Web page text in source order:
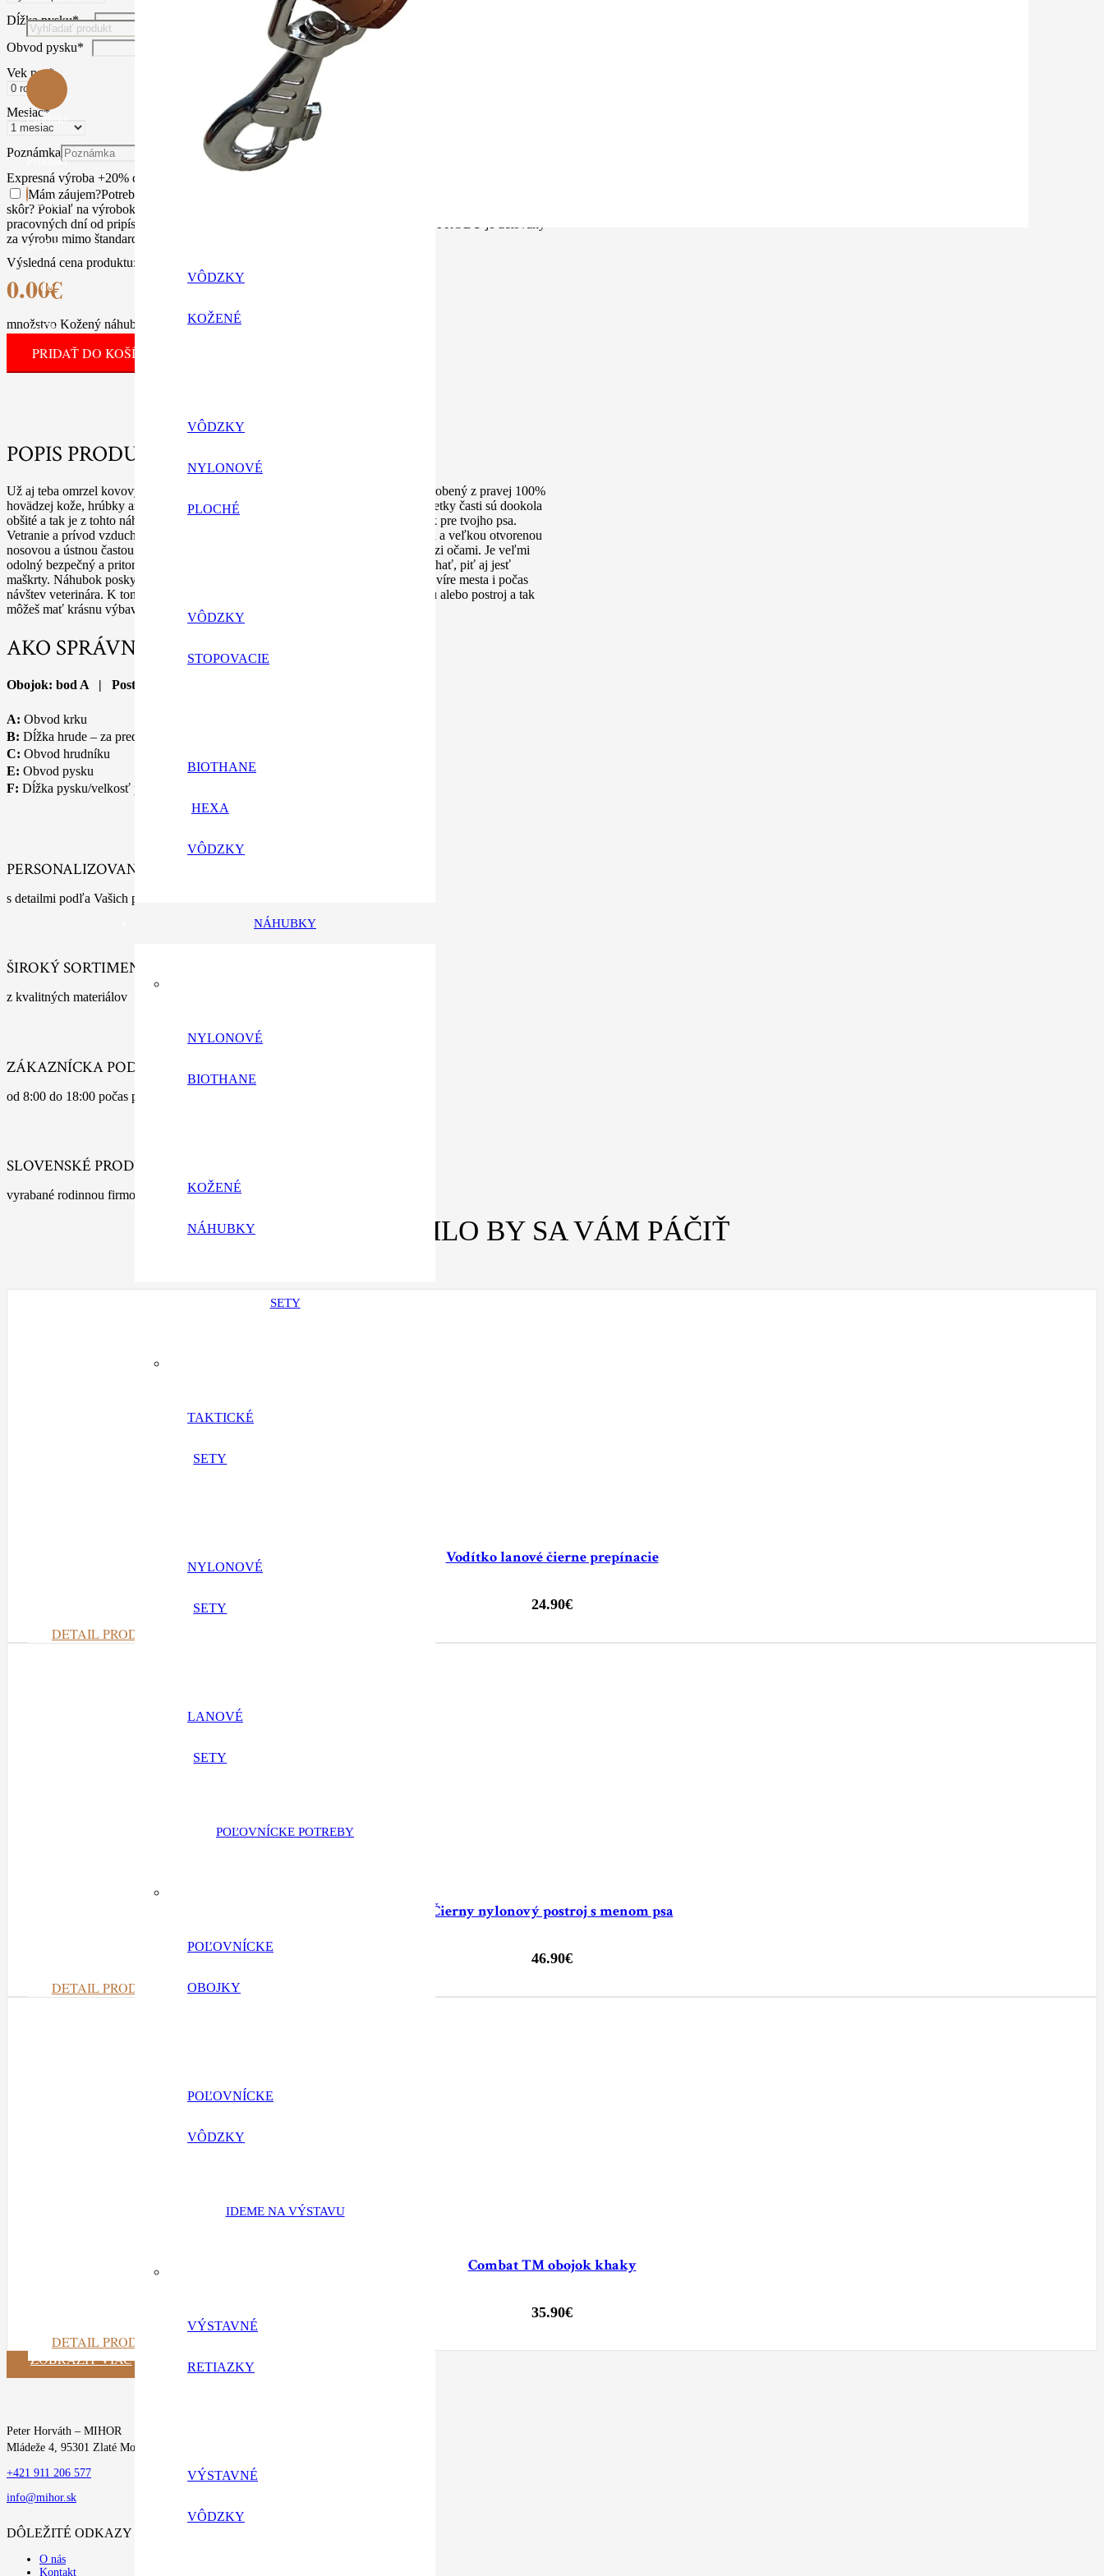
Produkt
Produkt
bol
pridaný
do
košíka.
VÔDZKY
KOŽENÉ
VÔDZKY
NYLONOVÉ
PLOCHÉ
VÔDZKY
STOPOVACIE
BIOTHANE
HEXA
VÔDZKY
NÁHUBKY
NYLONOVÉ
BIOTHANE
KOŽENÉ
NÁHUBKY
SETY
TAKTICKÉ
SETY
NYLONOVÉ
SETY
LANOVÉ
SETY
POĽOVNÍCKE POTREBY
POĽOVNÍCKE
OBOJKY
POĽOVNÍCKE
VÔDZKY
IDEME NA VÝSTAVU
VÝSTAVNÉ
RETIAZKY
VÝSTAVNÉ
VÔDZKY
Dĺžka pysku*
Obvod pysku*
Vek psa*
Mesiac*
Poznámka
Expresná výroba +20% ceny výrobku
Mám záujem?Potrebujete rýchli darček k narodeninám, idete na výstavu alebo chcete doručiť tovar
skôr? Pokiaľ na výrobok nechcete dlhšie čakať, ponúkame expresnú výrobu s odoslaním do 3
pracovných dní od pripísaní vašej platby na náš účet . Príplatok za EXPRESNÚ VÝROBU je účtovaný
za výrobu mimo štandardnej pracovnej doby, často aj cez víkendy.
Výsledná cena produktu:
0.00€
množstvo Kožený náhubok Amstaff, Pitbull
PRIDAŤ DO KOŠÍKA
POPIS PRODUKTU
Už aj teba omrzel kovový náhubok ktorým ťa pes stále len udiera? Náhubok je vyrobený z pravej 100%
hovädzej kože, hrúbky až 4 mm preto je veľmi odolný no príjemný na nosenie. Všetky časti sú dookola
obšité a tak je z tohto náhubku nielen funkčný ale aj veľmi pekný povinný doplnok pre tvojho psa.
Vetranie a prívod vzduchu sú zabezpečené veľkými kruhovými otvormi po bokoch a veľkou otvorenou
nosovou a ústnou častou. Náhubok môže mať aj pásik proti stiahnutiu z hlavy medzi očami. Je veľmi
odolný bezpečný a pritom dostatočne vzdušný.Psík môže počas nosenia voľne dýchať, piť aj jesť
maškrty. Náhubok poskytuje ochranu počas prechádzok, v hromadnej doprave, vo víre mesta i počas
návštev veterinára. K tomuto náhubku ti vieme vyrobiť na mieru aj obojok, vôdzku alebo postroj a tak
môžeš mať krásnu výbavu ako set. VYROBENÉ NA SLOVENSKU
AKO SPRÁVNE ZMERAŤ PSA?
Obojok: bod A | Postroj: bod A, B, C | Náhubok: bod E, F
A: Obvod krku
B: Dĺžka hrude – za prednými nohami nechať medzeru 5cm
C: Obvod hrudníku
E: Obvod pysku
F: Dĺžka pysku/velkosť pysku
PERSONALIZOVANÉ VÝROBKY
s detailmi podľa Vašich predstáv
ŠIROKÝ SORTIMENT
z kvalitných materiálov
ZÁKAZNÍCKA PODPORA
od 8:00 do 18:00 počas pracovných dní
SLOVENSKÉ PRODUKTY
vyrabané rodinnou firmou s tradíciou
MOHLO BY SA VÁM PÁČIŤ
Vodítko lanové čierne prepínacie
24.90€
DETAIL PRODUKTU
Čierny nylonový postroj s menom psa
46.90€
DETAIL PRODUKTU
Combat TM obojok khaky
35.90€
DETAIL PRODUKTU
ZOBRAZIŤ VIAC
Peter Horváth – MIHOR
Mládeže 4, 95301 Zlaté Moravce
+421 911 206 577
info@mihor.sk
DÔLEŽITÉ ODKAZY
O nás
Kontakt